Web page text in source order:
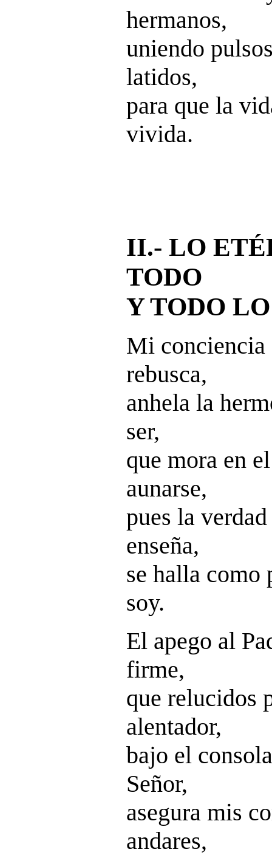
hermanos,
uniendo
latidos,
para que la
vivida.
II.- LO
TODO
Y TODO
Mi conciencia
rebusca,
anhela la
ser,
que mora en
aunarse,
pues la
enseña,
se halla como
soy.
El apego al
firme,
que relucidos
alentador,
bajo el
Señor,
asegura mis
andares,